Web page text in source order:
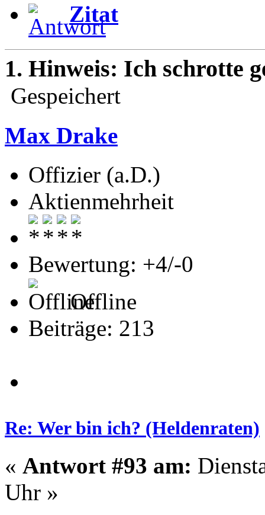
Zitat
1. Hinweis: Ich schrotte
Gespeichert
Max Drake
Offizier (a.D.)
Aktienmehrheit
Bewertung: +4/-0
Offline
Beiträge: 213
Re: Wer bin ich? (Heldenraten)
« Antwort #93 am:
Uhr »